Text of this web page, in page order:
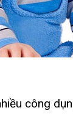
công